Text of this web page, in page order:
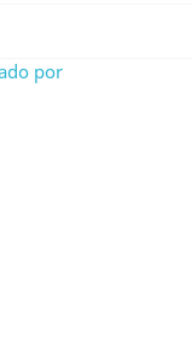
por